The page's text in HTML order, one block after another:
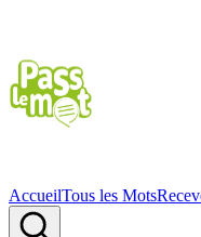
AccueilTous les Mots